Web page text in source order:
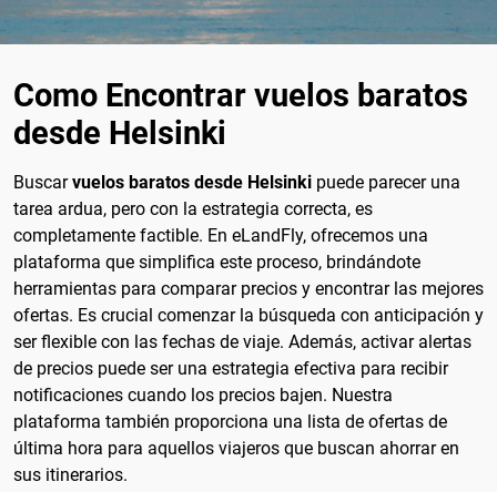
Como Encontrar vuelos baratos
desde Helsinki
Buscarvuelos baratos desde Helsinki puede parecer una
tarea ardua, pero con la estrategia correcta, es
completamente factible. En eLandFly, ofrecemos una
plataforma que simplifica este proceso, brindándote
herramientas para comparar precios y encontrar las mejores
ofertas. Es crucial comenzar la búsqueda con anticipación y
ser flexible con las fechas de viaje. Además, activar alertas
de precios puede ser una estrategia efectiva para recibir
notificaciones cuando los precios bajen. Nuestra
plataforma también proporciona una lista de ofertas de
última hora para aquellos viajeros que buscan ahorrar en
sus itinerarios.